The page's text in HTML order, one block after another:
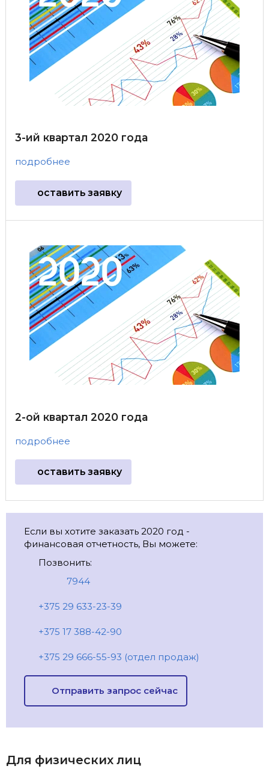
3-ий квартал 2020 года
подробнее
оставить заявку
2-ой квартал 2020 года
подробнее
оставить заявку
Если вы хотите заказать 2020 год -
финансовая отчетность, Вы можете:
Позвонить:
7944
+375 29 633-23-39
+375 17 388-42-90
+375 29 666-55-93 (отдел продаж)
Отправить запрос сейчас
Для физических лиц